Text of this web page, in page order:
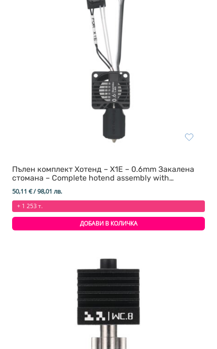
Пълен комплект Хотенд – X1E – 0.6mm Закалена
стомана – Complete hotend assembly with
hardened steel
50,11 €/ 98,01 лв.
+ 1 253 т.
ДОБАВИ В КОЛИЧКА